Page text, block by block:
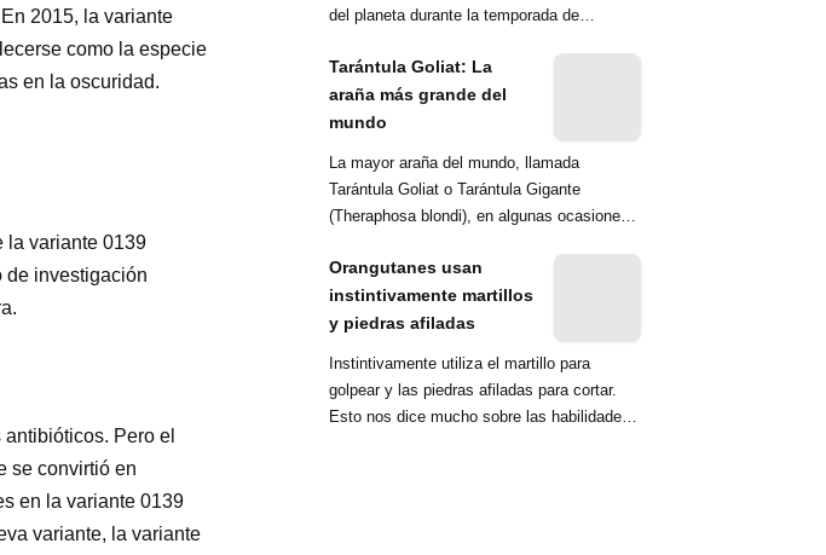
2015, la variante
como la especie
en la oscuridad.
la variante 0139
de investigación
Pero el
se convirtió en
en la variante 0139
variante, la variante
del planeta durante la temporada de
Tarántula Goliat: La
araña más grande del
mundo
La mayor araña del mundo, llamada
Tarántula Goliat o Tarántula Gigante
(Theraphosa blondi), en algunas ocasiones
Orangutanes usan
instintivamente martillos
y piedras afiladas
Instintivamente utiliza el martillo para
golpear y las piedras afiladas para cortar.
Esto nos dice mucho sobre las habilidades